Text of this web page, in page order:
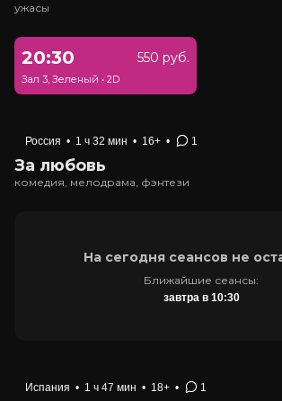
ужасы
20:30 550 руб.
Зал 3, Зеленый • 2D
Россия • 1 ч 32 мин • 16+ • 1
За любовь
комедия, мелодрама, фэнтези
На сегодня сеансов не
Ближайшие сеансы:
завтра в 10:30
Испания • 1 ч 47 мин • 18+ • 1